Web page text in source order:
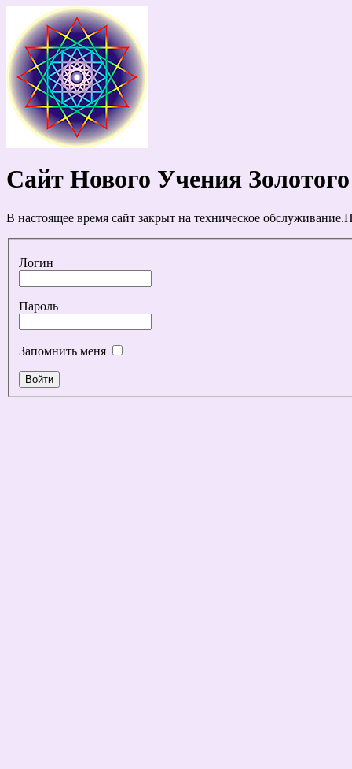
Сайт Нового Учения
В настоящее время сайт закрыт на техническое
Логин
Пароль
Запомнить меня